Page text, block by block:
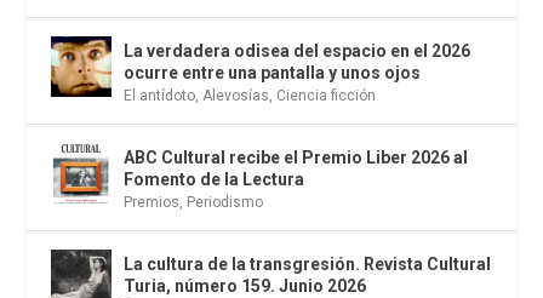
La verdadera odisea del espacio en el 2026
ocurre entre una pantalla y unos ojos
El antídoto,Alevosías, Ciencia ficción
ABC Cultural recibe el Premio Liber 2026 al
Fomento de la Lectura
Premios, Periodismo
La cultura de la transgresión. Revista Cultural
Turia, número 159. Junio 2026